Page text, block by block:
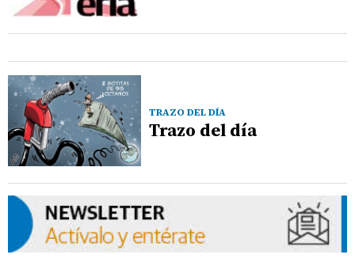
TRAZO DEL DÍA
Trazo del día